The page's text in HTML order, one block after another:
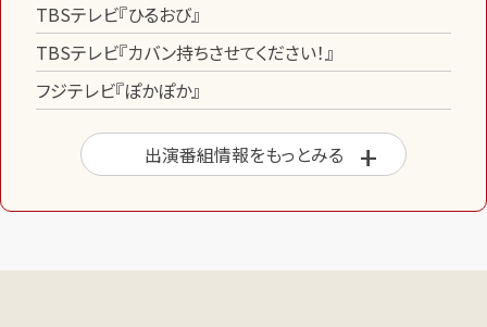
TBSテレビ『ひるおび』
TBSテレビ『カバン持ちさせてください！』
フジテレビ『ぽかぽか』
出演番組情報をもっとみる